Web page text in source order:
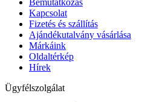
Bemutatkozás
Kapcsolat
Fizetés és szállítás
Ajándékutalvány vásárlása
Márkáink
Oldaltérkép
Hírek
Ügyfélszolgálat